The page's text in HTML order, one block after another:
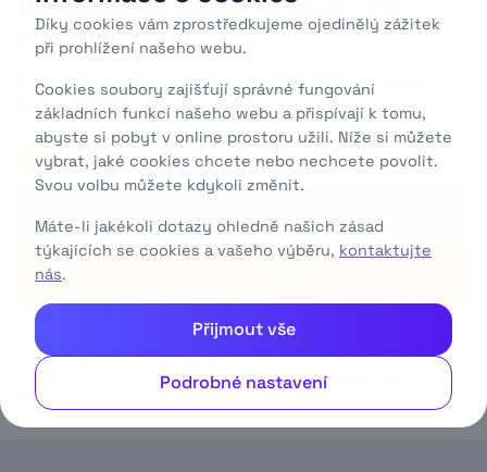
Vyzkoušejte PODA TV na
zdarma
Poté za bezkonkurenční cenu 199 99 Kč
měsíčně.
A to napořád.
1 Začněte tím, že zadáte váš e-mail
Zadáním své e-mailové adresy souhlasíte s jejím použitím za účelem
uzavření smlouvy v souladu s našimi Všeobecnými obchodními
podmínkami
Díky cookies vám zprostředkujeme ojedinělý zážitek
při prohlížení našeho webu.
Cookies soubory zajišťují správné fungování
základních funkcí našeho webu a přispívají k tomu,
abyste si pobyt v online prostoru užili. Níže si můžete
vybrat, jaké cookies chcete nebo nechcete povolit.
Svou volbu můžete kdykoli změnit.
Máte-li jakékoli dotazy ohledně našich zásad
týkajících se cookies a vašeho výběru, kontaktujte
nás.
Přijmout vše
Podrobné nastavení